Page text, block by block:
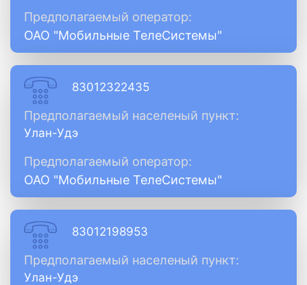
Предполагаемый оператор:
ОАО "Мобильные ТелеСистемы"
83012322435
Предполагаемый населеный пункт:
Улан-Удэ
Предполагаемый оператор:
ОАО "Мобильные ТелеСистемы"
83012198953
Предполагаемый населеный пункт:
Улан-Удэ